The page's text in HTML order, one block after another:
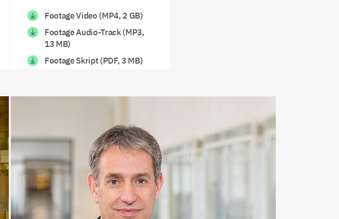
Footage Video (MP4, 2 GB)
Footage Audio-Track (MP3,
13 MB)
Footage Skript (PDF, 3 MB)